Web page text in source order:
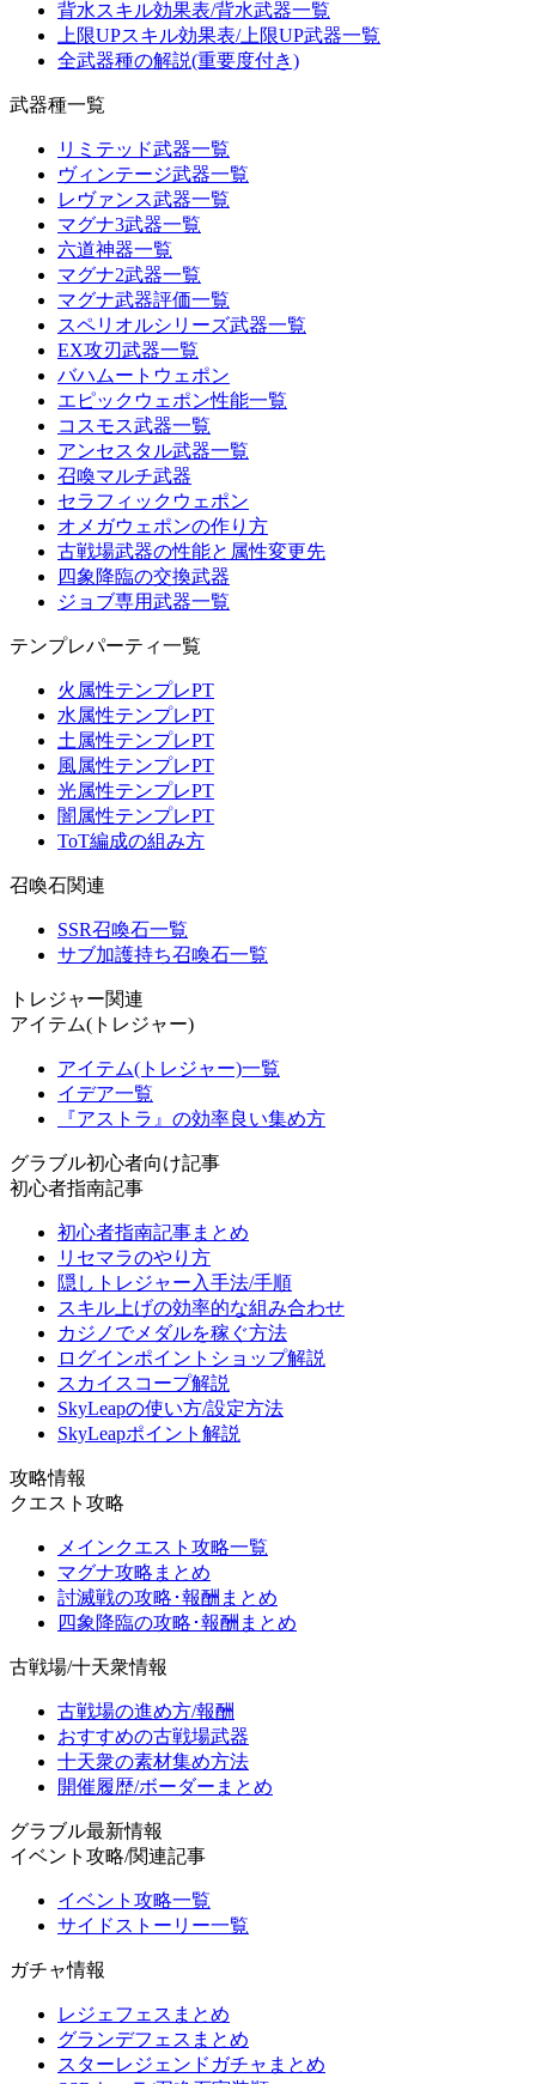
背水スキル効果表/背水武器一覧
上限UPスキル効果表/上限UP武器一覧
全武器種の解説(重要度付き)
武器種一覧
リミテッド武器一覧
ヴィンテージ武器一覧
レヴァンス武器一覧
マグナ3武器一覧
六道神器一覧
マグナ2武器一覧
マグナ武器評価一覧
スペリオルシリーズ武器一覧
EX攻刃武器一覧
バハムートウェポン
エピックウェポン性能一覧
コスモス武器一覧
アンセスタル武器一覧
召喚マルチ武器
セラフィックウェポン
オメガウェポンの作り方
古戦場武器の性能と属性変更先
四象降臨の交換武器
ジョブ専用武器一覧
テンプレパーティ一覧
火属性テンプレPT
水属性テンプレPT
土属性テンプレPT
風属性テンプレPT
光属性テンプレPT
闇属性テンプレPT
ToT編成の組み方
召喚石関連
SSR召喚石一覧
サブ加護持ち召喚石一覧
トレジャー関連
アイテム(トレジャー)
アイテム(トレジャー)一覧
イデア一覧
『アストラ』の効率良い集め方
グラブル初心者向け記事
初心者指南記事
初心者指南記事まとめ
リセマラのやり方
隠しトレジャー入手法/手順
スキル上げの効率的な組み合わせ
カジノでメダルを稼ぐ方法
ログインポイントショップ解説
スカイスコープ解説
SkyLeapの使い方/設定方法
SkyLeapポイント解説
攻略情報
クエスト攻略
メインクエスト攻略一覧
マグナ攻略まとめ
討滅戦の攻略･報酬まとめ
四象降臨の攻略･報酬まとめ
古戦場/十天衆情報
古戦場の進め方/報酬
おすすめの古戦場武器
十天衆の素材集め方法
開催履歴/ボーダーまとめ
グラブル最新情報
イベント攻略/関連記事
イベント攻略一覧
サイドストーリー一覧
ガチャ情報
レジェフェスまとめ
グランデフェスまとめ
スターレジェンドガチャまとめ